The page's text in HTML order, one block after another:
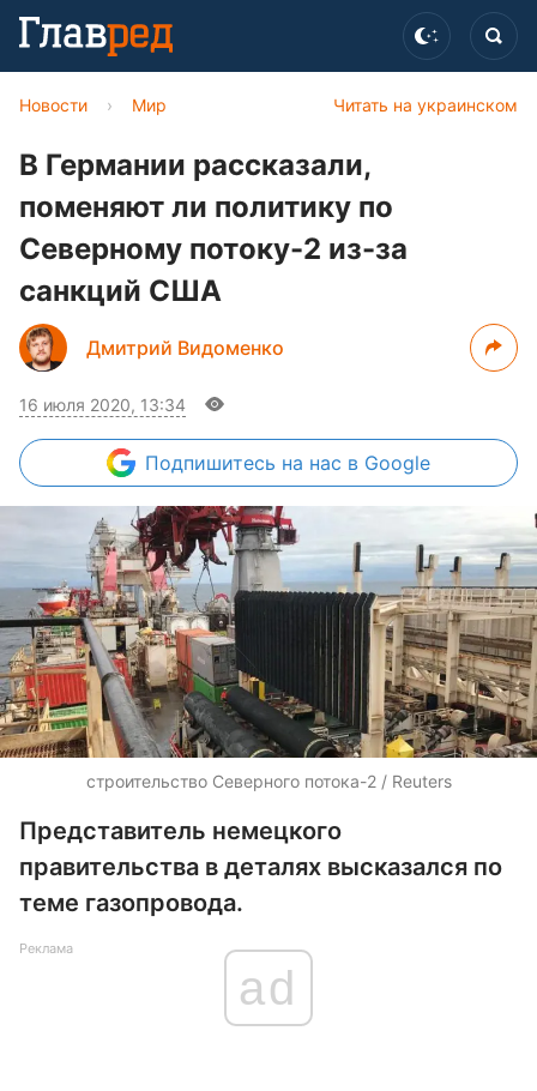
Читать на украинском
Новости › Мир
В Германии рассказали,
поменяют ли политику по
Северному потоку-2 из-за
санкций США
Дмитрий Видоменко
16 июля 2020, 13:34
Подпишитесь на нас в Google
строительство Северного потока-2 / Reuters
Представитель немецкого
правительства в деталях высказался по
теме газопровода.
Реклама
ad